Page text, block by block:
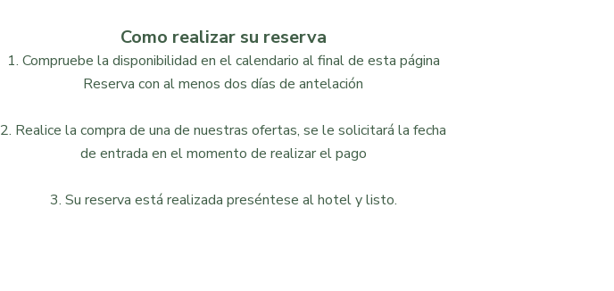
Como realizar su reserva
1. Compruebe la disponibilidad en el calendario al final de esta página
Reserva con al menos dos días de antelación
2. Realice la compra de una de nuestras ofertas, se le solicitará la fecha
de entrada en el momento de realizar el pago
3. Su reserva está realizada preséntese al hotel y listo.